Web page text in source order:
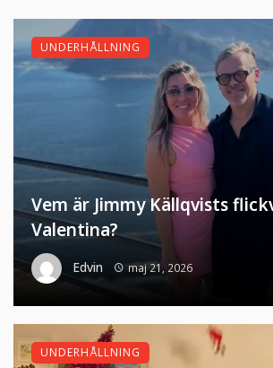
Vem är Jimmy Källqvists
Valentina?
Edvin maj 21, 2026
UNDERHÅLLNING
UNDERHÅLLNING